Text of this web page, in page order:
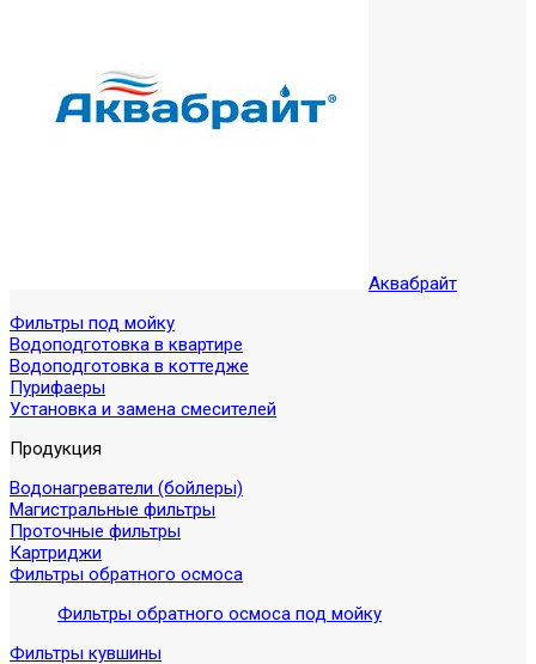
Аквабрайт
Фильтры под мойку
Водоподготовка в квартире
Водоподготовка в коттедже
Пурифаеры
Установка и замена смесителей
Продукция
Водонагреватели (бойлеры)
Магистральные фильтры
Проточные фильтры
Картриджи
Фильтры обратного осмоса
Фильтры обратного осмоса под мойку
Фильтры кувшины